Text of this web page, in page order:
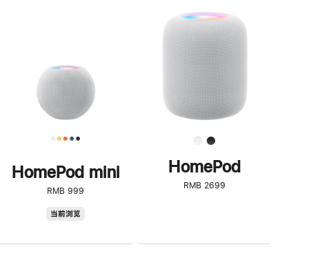
HomePod mini
RMB 999
当前浏览
步
了
解
HomePod<
HomePod
RMB 2699